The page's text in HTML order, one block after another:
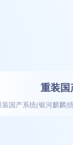
重装国
装国产系统(银河麒麟|